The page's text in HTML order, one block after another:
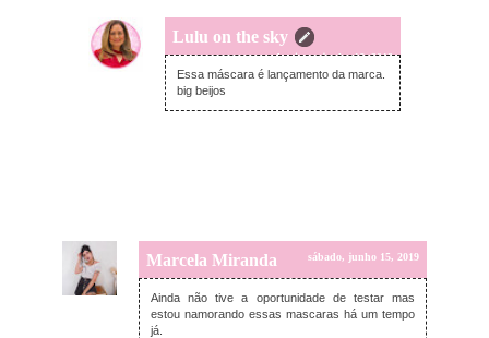
Lulu on the sky
domingo, junho 16, 2019
Essa máscara é lançamento da marca.
big beijos
Marcela Miranda sábado, junho 15, 2019
Ainda não tive a oportunidade de testar mas
estou namorando essas mascaras há um tempo
já.